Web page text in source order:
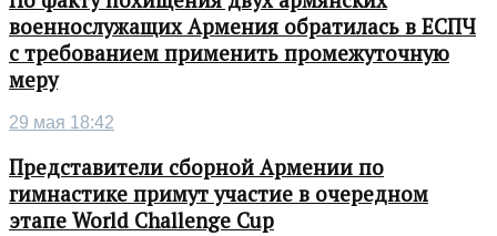
военнослужащих Армения обратилась в ЕСПЧ
с требованием применить промежуточную
меру
29 мая 18:42
Представители сборной Армении по
гимнастике примут участие в очередном
этапе World Challenge Cup